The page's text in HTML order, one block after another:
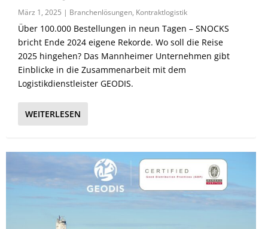
März 1, 2025 | Branchenlösungen, Kontraktlogistik
Über 100.000 Bestellungen in neun Tagen – SNOCKS
bricht Ende 2024 eigene Rekorde. Wo soll die Reise
2025 hingehen? Das Mannheimer Unternehmen gibt
Einblicke in die Zusammenarbeit mit dem
Logistikdienstleister GEODIS.
WEITERLESEN